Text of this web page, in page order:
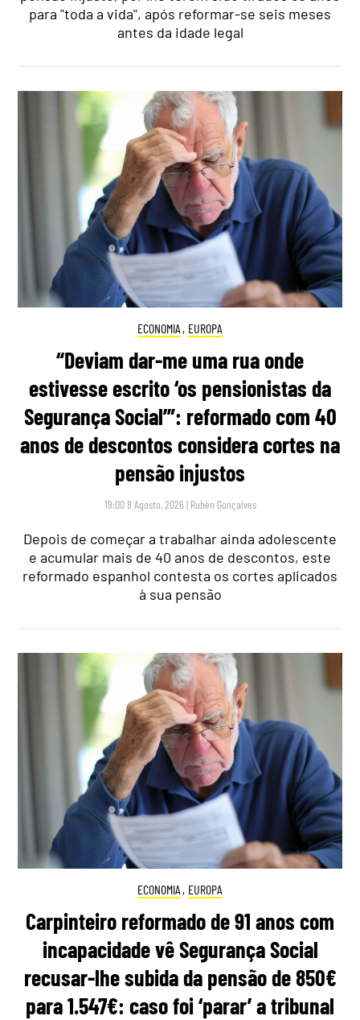
para "toda a vida", após reformar-se seis meses
antes da idade legal
ECONOMIA , EUROPA
“Deviam dar-me uma rua onde
estivesse escrito ‘os pensionistas da
Segurança Social’”: reformado com 40
anos de descontos considera cortes na
pensão injustos
19:00 8 Agosto, 2026 | Rubén Gonçalves
Depois de começar a trabalhar ainda adolescente
e acumular mais de 40 anos de descontos, este
reformado espanhol contesta os cortes aplicados
à sua pensão
ECONOMIA , EUROPA
Carpinteiro reformado de 91 anos com
incapacidade vê Segurança Social
recusar-lhe subida da pensão de 850€
para 1.547€: caso foi ‘parar’ a tribunal